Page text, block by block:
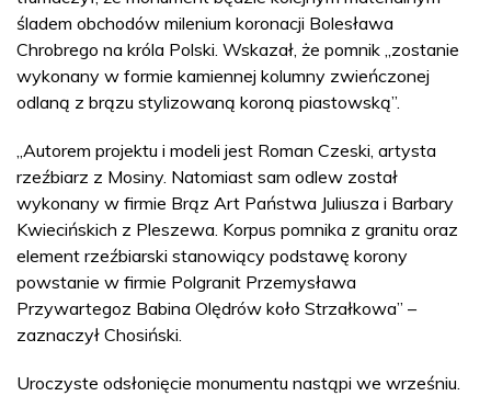
śladem obchodów milenium koronacji Bolesława
Chrobrego na króla Polski. Wskazał, że pomnik „zostanie
wykonany w formie kamiennej kolumny zwieńczonej
odlaną z brązu stylizowaną koroną piastowską”.
„Autorem projektu i modeli jest Roman Czeski, artysta
rzeźbiarz z Mosiny. Natomiast sam odlew został
wykonany w firmie Brąz Art Państwa Juliusza i Barbary
Kwiecińskich z Pleszewa. Korpus pomnika z granitu oraz
element rzeźbiarski stanowiący podstawę korony
powstanie w firmie Polgranit Przemysława
Przywartegoz Babina Olędrów koło Strzałkowa” –
zaznaczył Chosiński.
Uroczyste odsłonięcie monumentu nastąpi we wrześniu.